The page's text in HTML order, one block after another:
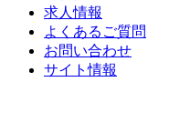
求人情報
よくあるご質問
お問い合わせ
サイト情報